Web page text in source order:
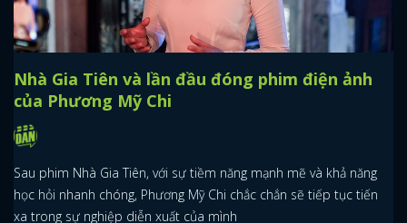
ĐĂNG NHẬP
Nhà Gia Tiên và lần đầu đóng phim điện ảnh
của Phương Mỹ Chi
Sau phim Nhà Gia Tiên, với sự tiềm năng mạnh mẽ và khả năng
học hỏi nhanh chóng, Phương Mỹ Chi chắc chắn sẽ tiếp tục tiến
xa trong sự nghiệp diễn xuất của mình